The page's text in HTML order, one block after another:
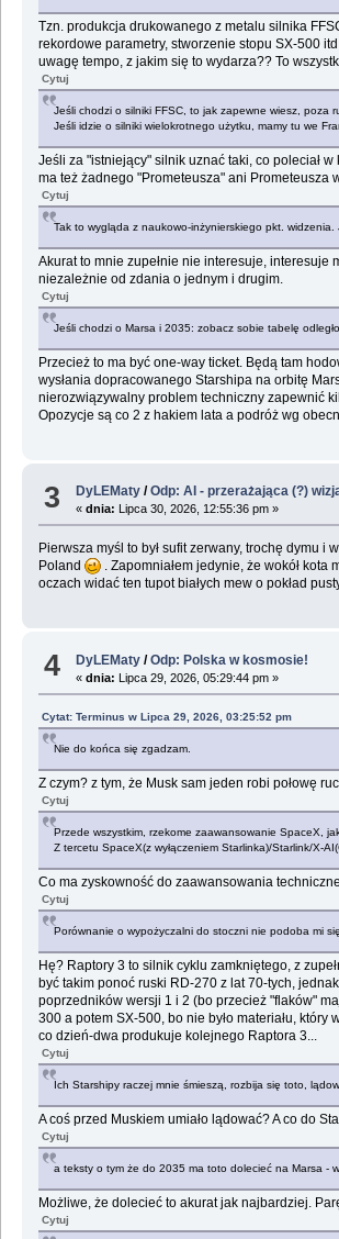
Tzn. produkcja drukowanego z metalu silnika
rekordowe parametry, stworzenie stopu SX-500
uwagę tempo, z jakim się to wydarza?? To
Cytuj
Jeśli chodzi o silniki FFSC, to jak zapewne wiesz, poza
Jeśli idzie o silniki wielokrotnego użytku, mamy tu we
Jeśli za "istniejący" silnik uznać taki, co poleciał
ma też żadnego "Prometeusza" ani Prometeusza
Cytuj
Tak to wygląda z naukowo-inżynierskiego pkt.
Akurat to mnie zupełnie nie interesuje, interesuje
niezależnie od zdania o jednym i drugim.
Cytuj
Jeśli chodzi o Marsa i 2035: zobacz sobie tabelę
Przecież to ma być one-way ticket. Będą tam
wysłania dopracowanego Starshipa na orbitę
nierozwiązywalny problem techniczny zapewnić
Opozycje są co 2 z hakiem lata a podróż wg
3 DyLEMaty /Odp: AI - przerażająca (?)
«dnia: Lipca 30, 2026, 12:55:36 pm »
Pierwsza myśl to był sufit zerwany, trochę dymu
Poland
. Zapomniałem jedynie, że wokół kota
oczach widać ten tupot białych mew o pokład
4 DyLEMaty /Odp: Polska w kosmosie!
«dnia: Lipca 29, 2026, 05:29:44 pm »
Cytat: Terminus w Lipca 29, 2026, 03:25:52 pm
Nie do końca się zgadzam.
Z czym? z tym, że Musk sam jeden robi połowę
Cytuj
Przede wszystkim, rzekome zaawansowanie SpaceX,
Z tercetu SpaceX(z wyłączeniem Starlinka)/Starlink/X-
Co ma zyskowność do zaawansowania
Cytuj
Porównanie o wypożyczalni do stoczni nie podoba mi
Hę? Raptory 3 to silnik cyklu zamkniętego, z
być takim ponoć ruski RD-270 z lat 70-tych,
poprzedników wersji 1 i 2 (bo przecież "flaków"
300 a potem SX-500, bo nie było materiału,
co dzień-dwa produkuje kolejnego Raptora 3...
Cytuj
Ich Starshipy raczej mnie śmieszą, rozbija się toto,
A coś przed Muskiem umiało lądować? A co do
Cytuj
a teksty o tym że do 2035 ma toto dolecieć na Marsa -
Możliwe, że dolecieć to akurat jak najbardziej.
Cytuj